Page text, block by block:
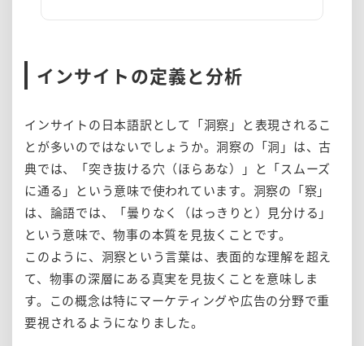
インサイトの定義と分析
インサイトの日本語訳として「洞察」と表現されるこ
とが多いのではないでしょうか。洞察の「洞」は、古
典では、「突き抜ける穴（ほらあな）」と「スムーズ
に通る」という意味で使われています。洞察の「察」
は、論語では、「曇りなく（はっきりと）見分ける」
という意味で、物事の本質を見抜くことです。
このように、洞察という言葉は、表面的な理解を超え
て、物事の深層にある真実を見抜くことを意味しま
す。この概念は特にマーケティングや広告の分野で重
要視されるようになりました。